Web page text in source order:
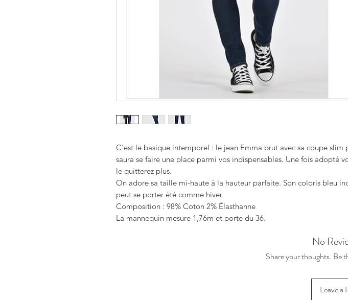
C'est le basique intemporel : le jean Emma brut avec sa coupe slim
saura se faire une place parmi vos indispensables. Une fois adopté
le quitterez plus.
On adore sa taille mi-haute à la hauteur parfaite. Son coloris bleu
peut se porter été comme hiver.
Composition : 98% Coton 2% Élasthanne
La mannequin mesure 1,76m et porte du 36.
No
Share your thoughts. Be
Leave a